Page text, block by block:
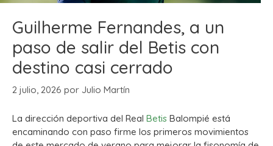
Guilherme Fernandes, a un
paso de salir del Betis con
destino casi cerrado
2 julio, 2026 por Julio Martín
La dirección deportiva del Real Betis Balompié está
encaminando con paso firme los primeros movimientos